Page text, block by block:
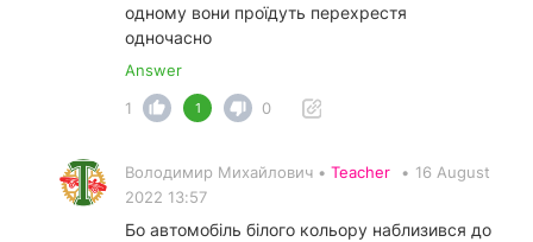
одному вони проїдуть перехрестя
одночасно
Answer
1
1 0
Володимир Михайлович • Teacher • 16 August
2022 13:57
Бо автомобіль білого кольору наблизився до